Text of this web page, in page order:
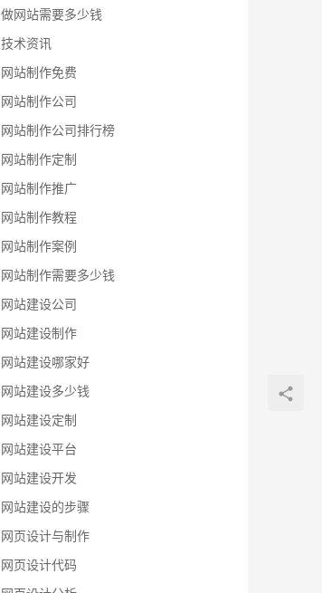
做网站需要多少钱
技术资讯
网站制作免费
网站制作公司
网站制作公司排行榜
网站制作定制
网站制作推广
网站制作教程
网站制作案例
网站制作需要多少钱
网站建设公司
网站建设制作
网站建设哪家好
网站建设多少钱
网站建设定制
网站建设平台
网站建设开发
网站建设的步骤
网页设计与制作
网页设计代码